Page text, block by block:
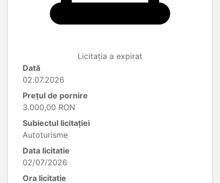
Licitația a expirat
Dată
02.07.2026
Prețul de pornire
3.000,00 RON
Subiectul licitației
Autoturisme
Data licitatie
02/07/2026
Ora licitatie